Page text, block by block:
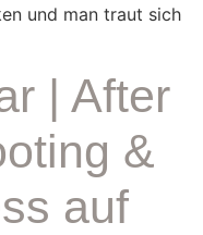
und man traut sich
| After
&
auf